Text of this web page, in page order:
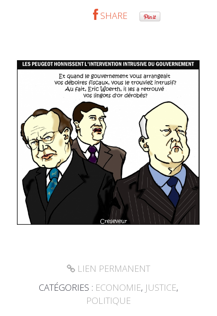
SHARE
LIEN PERMANENT
CATÉGORIES : ECONOMIE, JUSTICE,
POLITIQUE